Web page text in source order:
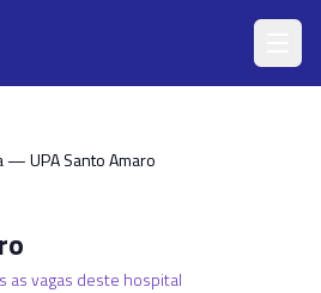
— UPA Santo Amaro
as vagas deste hospital